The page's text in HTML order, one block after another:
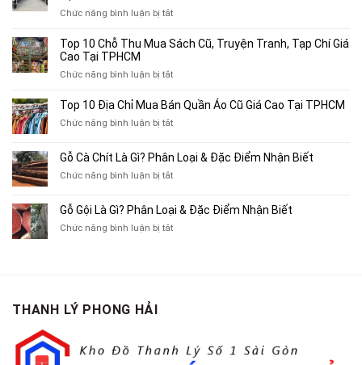
Chức năng bình luận bị tắtở
4
Bán
Xe
Cũ,
Xe
Cũ
TP.HCM
Top 10 Chỗ Thu Mua Sách Cũ, Truyện Tranh, Tạp Chí Giá
Cao Tại TPHCM
Chức năng bình luận bị tắtở
10
Thu
Sách
Tạp
Chí
Top 10 Địa Chỉ Mua Bán Quần Áo Cũ Giá Cao Tại TPHCM
Chức năng bình luận bị tắtở
Địa
Chỉ
Bán
Áo
Gỗ Cà Chít Là Gì? Phân Loại & Đặc Điểm Nhận Biết
Chức năng bình luận bị tắtở
Chít
Là
Gỗ Gội Là Gì? Phân Loại & Đặc Điểm Nhận Biết
Chức năng bình luận bị tắtở
Điểm
THANH LÝ PHONG HẢI